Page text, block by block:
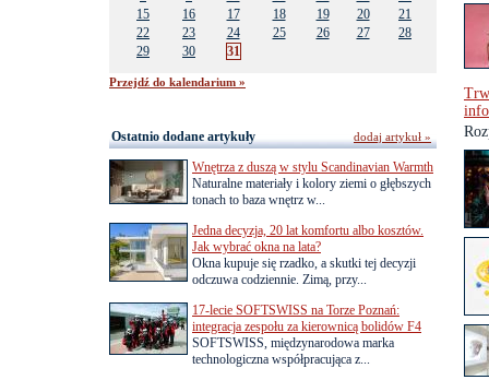
15
16 17 18 19 20
21
22
23 24 25 26 27
28
29
30 31
Przejdź do kalendarium »
Ostatnio dodane artykuły
Wnętrza z duszą w stylu Scandinavian Warmth
Naturalne materiały i kolory ziemi o głębszych
tonach to baza wnętrz w...
Jedna decyzja, 20 lat komfortu albo kosztów.
Jak wybrać okna na lata?
Okna kupuje się rzadko, a skutki tej decyzji
odczuwa codziennie. Zimą, przy...
17-lecie SOFTSWISS na Torze Poznań:
integracja zespołu za kierownicą bolidów F4
SOFTSWISS, międzynarodowa marka
technologiczna współpracująca z...
dodaj artykuł »